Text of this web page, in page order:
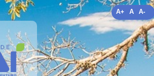
A+ A A-